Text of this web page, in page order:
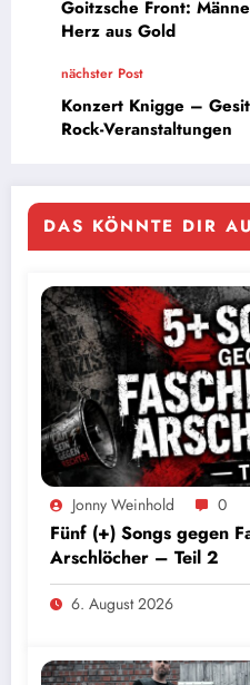
Goitzsche Front:
Herz aus Gold
nächster Post
Konzert Knigge –
Rock-Veranstaltungen
DAS KÖNNTE DIR
Jonny Weinhold 0
Fünf (+) Songs gegen
Arschlöcher – Teil 2
6. August 2026